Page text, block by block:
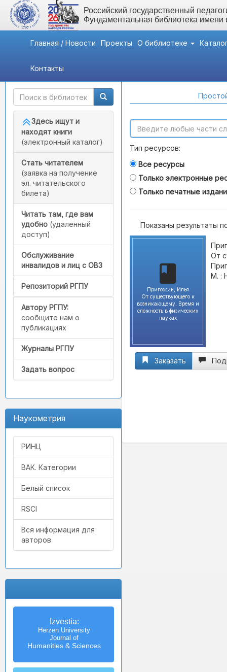
Российский государственный
Фундаментальная библиотека
Главная / Новости Проекты О библиотеке
Контакты
Быстрый доступ
Здесь ищут и
находят книги
(электронный каталог)
Стать читателем
(заявка на получение
эл. читательского
билета)
Читать там, где вам
удобно (удаленный
доступ)
Обслуживание
инвалидов и лиц с ОВЗ
Репозиторий РГПУ
Автору РГПУ:
сообщите нам о
публикациях
Журналы РГПУ
Задать вопрос
Наукометрия
РИНЦ
ВАК. Категории
Белый список
RSCI
Вся информация для
авторов
Izvestia:
Herzen University
Journal of
Humanities & Sciences
Тип ресурсов:
Все ресурсы
Только электронные
Только печатные
Показаны результаты
Пригожин, Илья
От существующего к
возникающему. Время и
сложность в физических
науках
От
М. :
Заказать